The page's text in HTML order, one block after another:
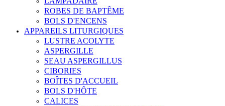
ROBES DE BAPTÊME
BOLS D'ENCENS
APPAREILS LITURGIQUES
LUSTRE ACOLYTE
ASPERGILLE
SEAU ASPERGILLUS
CIBORIES
BOÎTES D'ACCUEIL
BOLS D'HÔTE
CALICES